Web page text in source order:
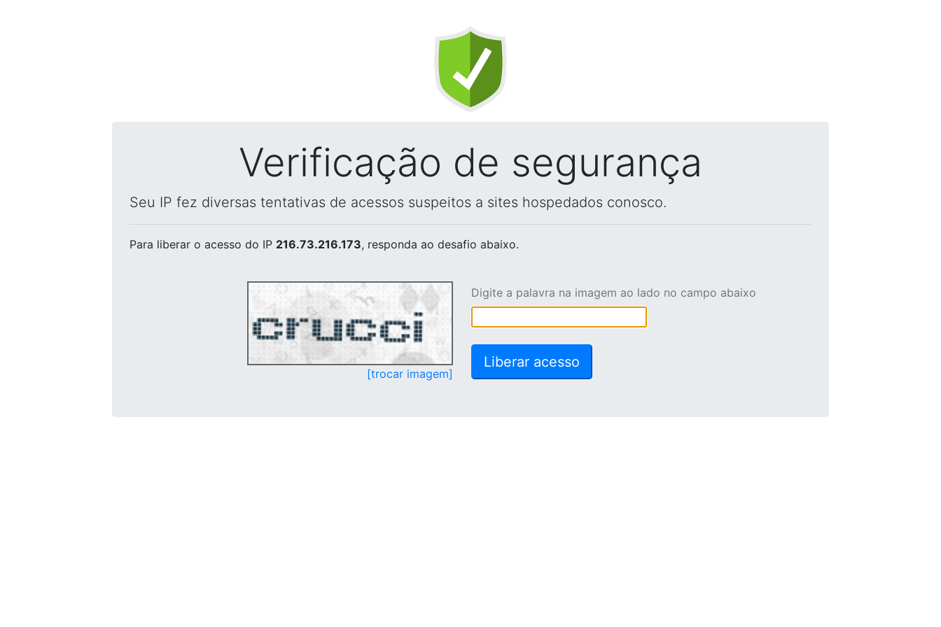
Verificação de segurança
Seu IP fez diversas tentativas de acessos suspeitos a sites hospedados conosco.
Para liberar o acesso do IP 216.73.216.173, responda ao desafio abaixo.
[trocar imagem]
Digite a palavra na imagem ao lado no campo abaixo